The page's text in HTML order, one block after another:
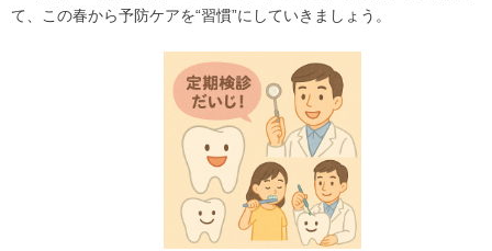
て、この春から予防ケアを“習慣”にしていきましょう。